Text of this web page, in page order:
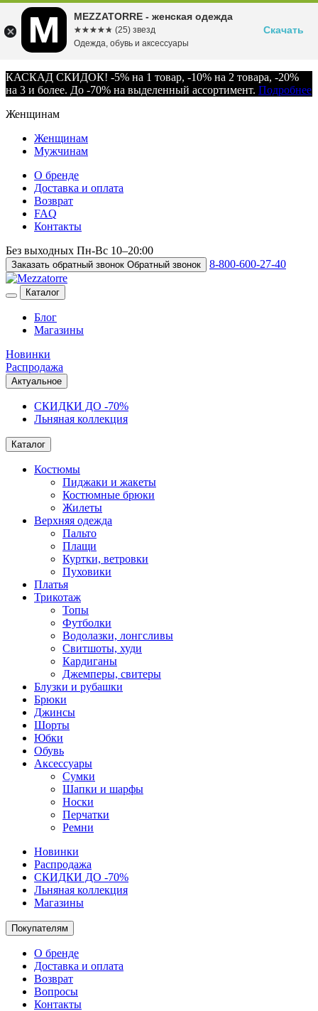
КАСКАД СКИДОК! -5% на 1 товар, -10% на 2 товара, -20%
на 3 и более. До -70% на выделенный ассортимент. Подробнее
Женщинам
Женщинам
Мужчинам
О бренде
Доставка и оплата
Возврат
FAQ
Контакты
Без выходных Пн-Вс 10–20:00
Заказать обратный звонок Обратный звонок 8-800-600-27-40
Каталог
Блог
Магазины
Новинки
Распродажа
Актуальное
СКИДКИ ДО -70%
Льняная коллекция
Каталог
Костюмы
Пиджаки и жакеты
Костюмные брюки
Жилеты
Верхняя одежда
Пальто
Плащи
Куртки, ветровки
Пуховики
Платья
Трикотаж
Топы
Футболки
Водолазки, лонгсливы
Свитшоты, худи
Кардиганы
Джемперы, свитеры
Блузки и рубашки
Брюки
Джинсы
Шорты
Юбки
Обувь
Аксессуары
Сумки
Шапки и шарфы
Носки
Перчатки
Ремни
Новинки
Распродажа
СКИДКИ ДО -70%
Льняная коллекция
Магазины
Покупателям
О бренде
Доставка и оплата
Возврат
Вопросы
Контакты
MEZZATORRE - женская одежда
☆☆☆☆☆
★★★★★ (25) звезд
Одежда, обувь и аксессуары
Скачать